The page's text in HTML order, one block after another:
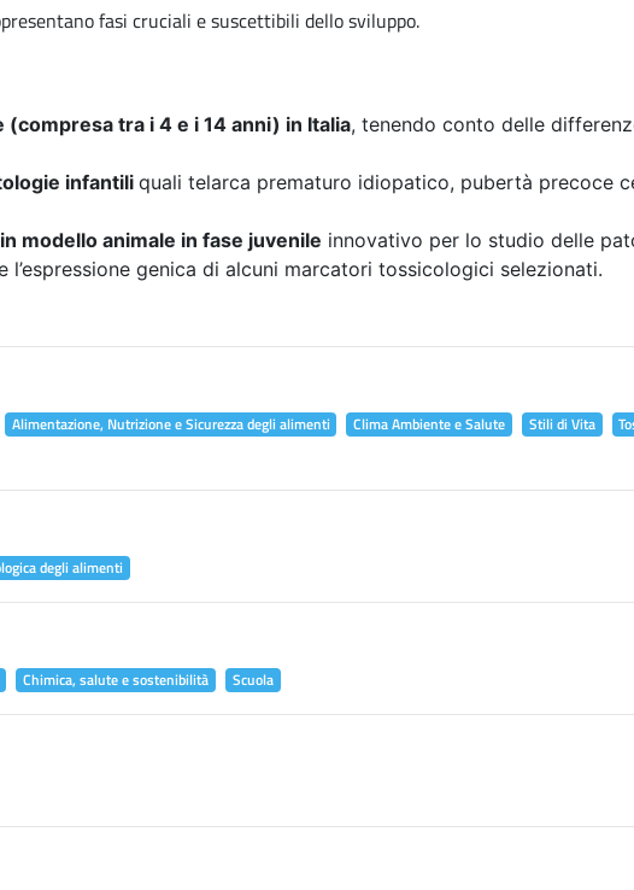
fasi cruciali e suscettibili dello sviluppo.
(compresa tra i 4 e i 14 anni) in Italia, tenendo conto delle
infantili quali telarca prematuro idiopatico, pubertà precoce
modello animale in fase juvenile innovativo per lo studio delle
genica di alcuni marcatori tossicologici selezionati.
Alimentazione, Nutrizione e Sicurezza degli alimenti Clima Ambiente e Salute Stili di Vita
degli alimenti
Chimica, salute e sostenibilità Scuola